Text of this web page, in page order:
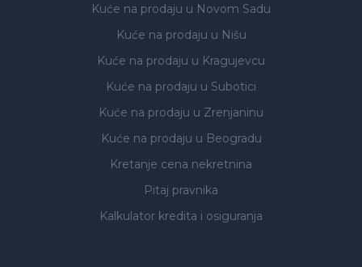
Kuće na prodaju u Novom Sadu
Kuće na prodaju u Nišu
Kuće na prodaju u Kragujevcu
Kuće na prodaju u Subotici
Kuće na prodaju u Zrenjaninu
Kuće na prodaju u Beogradu
Kretanje cena nekretnina
Pitaj pravnika
Kalkulator kredita i osiguranja